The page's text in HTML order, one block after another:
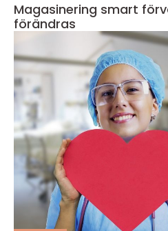
Magasinering smart förvaring när livet
förändras